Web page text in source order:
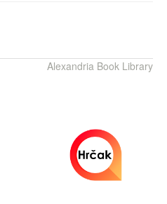
Alexandria Book Library